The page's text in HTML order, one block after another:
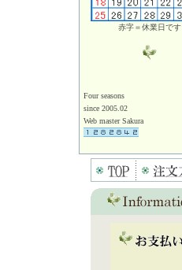
赤字＝休業日です
Four seasons
since 2005.02
Web master Sakura